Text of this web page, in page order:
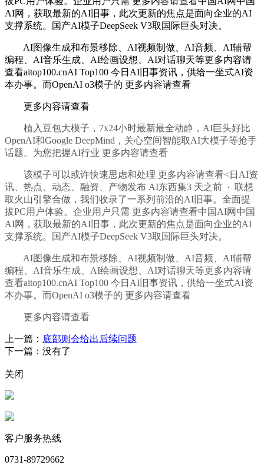
AI网，获取最新的AI旧事，此次更新的焦点是面向企业的AI
支撑系统。国产AI模子DeepSeek V3取国际巨头对决。
AI图像生成和布景移除、AI视频制做、AI音频、AI辅帮
编程、AI音乐生成、AI绘画设想、AI对话聊天等更多内容请
查看aitop100.cnAI Top100 今日AI旧事资讯，供给一坐式AI资
本办事。而OpenAI o3模子的 更多内容请查看
更多内容请查看
植入豆包大模子，7x24小时最新最全动静，AI巨头好比
OpenAI和Google DeepMind，关心空间智能取AI大模子等抢手
话题。为您把握AI行业 更多内容请查看
该模子可以或许快速思虑和处理 更多内容请查看<日AI资
讯、热点、动态、融资、产物发布 AI东西集3 天之前 · 联想
取火山引擎合做，我们收录了一系列前沿的AI旧事。全面提
拔PC用户体验。企业用户只需 更多内容请查看中国AI网中国
AI网，获取最新的AI旧事，此次更新的焦点是面向企业的AI
支撑系统。国产AI模子DeepSeek V3取国际巨头对决。
AI图像生成和布景移除、AI视频制做、AI音频、AI辅帮
编程、AI音乐生成、AI绘画设想、AI对话聊天等更多内容请
查看aitop100.cnAI Top100 今日AI旧事资讯，供给一坐式AI资
本办事。而OpenAI o3模子的 更多内容请查看
更多内容请查看
上一篇： 底部则会给出后续问题
下一篇：没有了
关闭
客户服务热线
0731-89729662